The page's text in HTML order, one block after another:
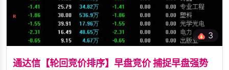
3
通达信【轮回竞价排序】早盘竞价 捕捉早盘强势